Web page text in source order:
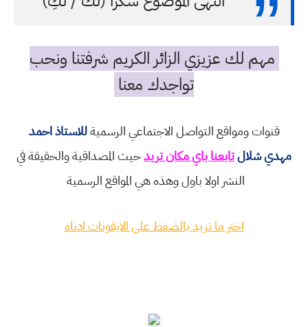
مهم لك عزيزي الزائر الكريم شرفتنا ونحب
تواجدك معنا
قنوات ومواقع التواصل الاجتماعي الرسميةللاستاذ احمد
مهدي شلالتابعنا باي مكان تريدحيث المصداقية والحقيقة في
النشر اولا باول وهذه هي المواقع الرسمية
اختر ما تريد بالضغط على الايقونات ادناه